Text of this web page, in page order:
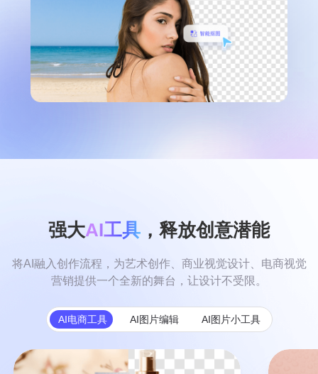
强大AI工具 ，释放创意潜能
将AI融入创作流程，为艺术创作、商业视觉设计、电商视觉
营销提供一个全新的舞台，让设计不受限。
AI电商工具 AI图片编辑 AI图片小工具